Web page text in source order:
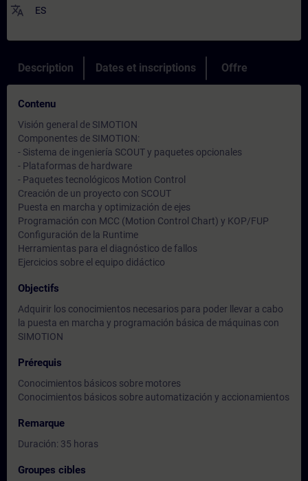
translate ES
Description Dates et inscriptions Offre
Contenu
Visión general de SIMOTION
Componentes de SIMOTION:
- Sistema de ingeniería SCOUT y paquetes opcionales
- Plataformas de hardware
- Paquetes tecnológicos Motion Control
Creación de un proyecto con SCOUT
Puesta en marcha y optimización de ejes
Programación con MCC (Motion Control Chart) y KOP/FUP
Configuración de la Runtime
Herramientas para el diagnóstico de fallos
Ejercicios sobre el equipo didáctico
Objectifs
Adquirir los conocimientos necesarios para poder llevar a cabo
la puesta en marcha y programación básica de máquinas con
SIMOTION
Prérequis
Conocimientos básicos sobre motores
Conocimientos básicos sobre automatización y accionamientos
Remarque
Duración: 35 horas
Groupes cibles